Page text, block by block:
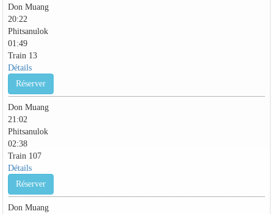
Don Muang
20:22
Phitsanulok
01:49
Train 13
Détails
Réserver
Don Muang
21:02
Phitsanulok
02:38
Train 107
Détails
Réserver
Don Muang